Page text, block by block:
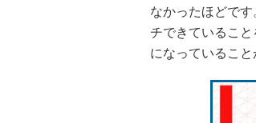
なかったほどで
チできているこ
になっていること